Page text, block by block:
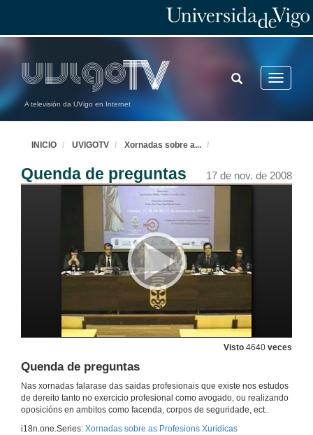
A televisión da UVigo en Internet
Toggle
TOGGLE
SEARCH
INICIO UVIGOTV Xornadas sobre a...
Quenda de preguntas 17 de nov. de 2008
Visto 4640 veces
Quenda de preguntas
Nas xornadas falarase das saidas profesionais que existe nos estudos
de dereito tanto no exercicio profesional como avogado, ou realizando
oposicións en ambitos como facenda, corpos de seguridade, ect..
i18n.one.Series: Xornadas sobre as Profesions Xuridicas